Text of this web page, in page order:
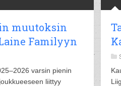
muutoksin
Familyyn
varsin pienin
liittyy